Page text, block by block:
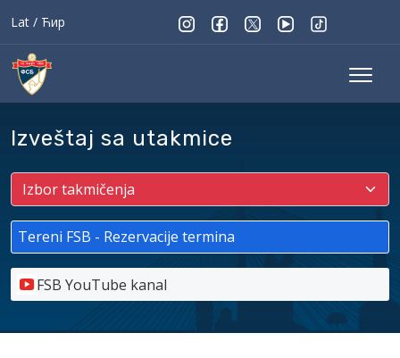
Lat / Ћир
Izveštaj sa utakmice
Tereni FSB - Rezervacije termina
FSB YouTube kanal